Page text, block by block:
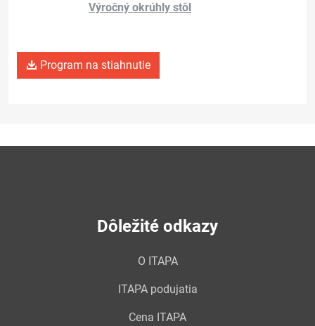
Výročný okrúhly stôl
Program na stiahnutie
Dôležité odkazy
O ITAPA
ITAPA podujatia
Cena ITAPA